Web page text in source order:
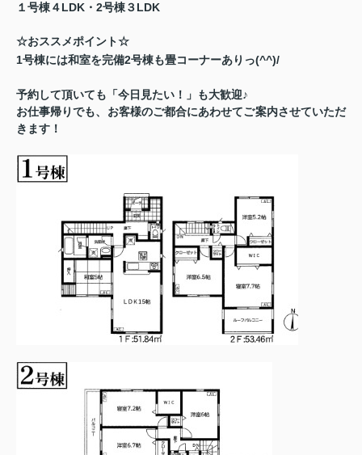
１号棟４LDK・2号棟３LDK
☆おススメポイント☆
1号棟には和室を完備2号棟も畳コーナーありっ(^^)/
予約して頂いても「今日見たい！」も大歓迎♪
お仕事帰りでも、お客様のご都合にあわせてご案内させていただ
きます！